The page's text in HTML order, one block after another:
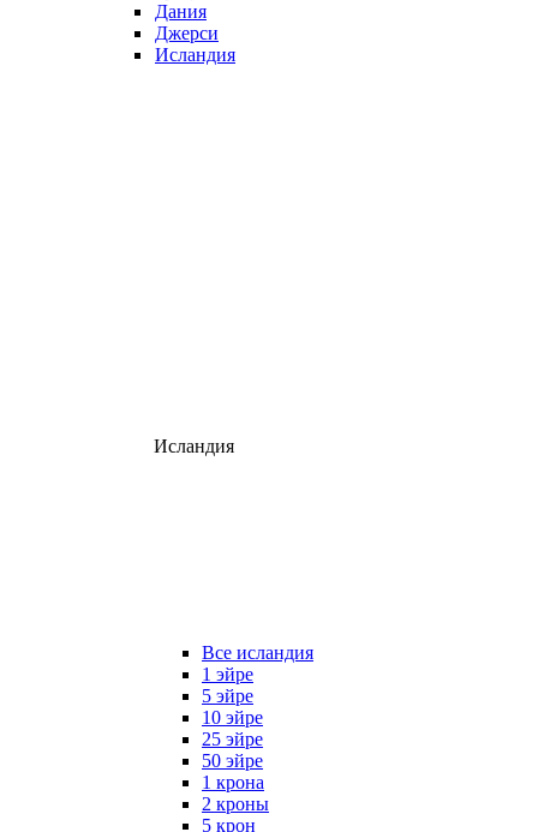
Дания
Джерси
Исландия
Исландия
Все исландия
1 эйре
5 эйре
10 эйре
25 эйре
50 эйре
1 крона
2 кроны
5 крон